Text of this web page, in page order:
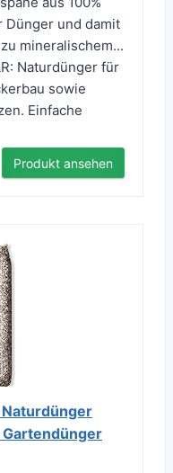
Dünger und damit
mineralischem...
Naturdünger für
sowie
Einfache
Produkt ansehen